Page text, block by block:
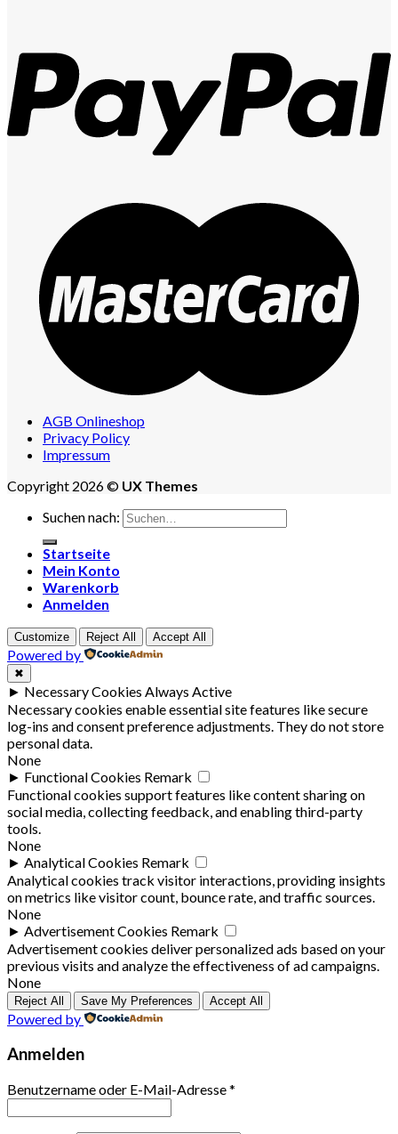
AGB Onlineshop
Privacy Policy
Impressum
Copyright 2026 © UX Themes
Suchen nach:
Startseite
Mein Konto
Warenkorb
Anmelden
Customize Reject All Accept All
Powered by
✖
► Necessary Cookies Always Active
Necessary cookies enable essential site features like secure
log-ins and consent preference adjustments. They do not store
personal data.
None
► Functional Cookies Remark
Functional cookies support features like content sharing on
social media, collecting feedback, and enabling third-party
tools.
None
► Analytical Cookies Remark
Analytical cookies track visitor interactions, providing insights
on metrics like visitor count, bounce rate, and traffic sources.
None
► Advertisement Cookies Remark
Advertisement cookies deliver personalized ads based on your
previous visits and analyze the effectiveness of ad campaigns.
None
Reject All Save My Preferences Accept All
Powered by
Anmelden
Benutzername oder E-Mail-Adresse*